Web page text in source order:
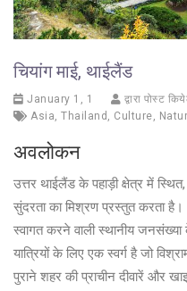
चियांग माई, थाईलैंड
January 1, 1
द्वारा पोस्ट
Asia, Thailand , Culture,
अवलोकन
उत्तर थाईलैंड के पहाड़ी क्षेत्र में
सुंदरता का मिश्रण प्रस्तुत करता है।
स्वागत करने वाली स्थानीय
यात्रियों के लिए एक स्वर्ग है जो
पुराने शहर की प्राचीन दीवारें और